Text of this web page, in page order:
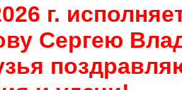
г.
Сергею